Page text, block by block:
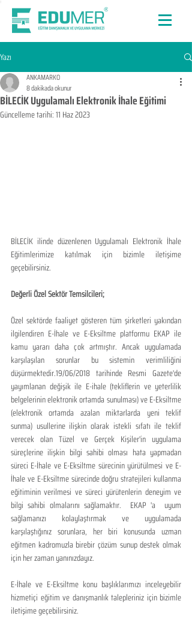
Yazı
BİLECİK Uygulamalı Elektronik İhale Eğitimi
ANKAMARKO
8 dakikada okunur
Güncelleme tarihi:11 Haz 2023
BİLECİK ilinde düzenlenen Uygulamalı Elektronik İhale
Eğitimlerimize katılmak için bizimle iletişime
geçebilirsiniz.
Değerli Özel Sektör Temsilcileri;
Özel sektörde faaliyet gösteren tüm şirketleri yakından
ilgilendiren E-İhale ve E-Eksiltme platformu EKAP ile
kamu yararı daha çok artmıştır. Ancak uygulamada
karşılaşılan sorunlar bu sistemin verimliliğini
düşürmektedir.19/06/2018 tarihinde Resmi Gazete'de
yayımlanan değişik ile E-ihale (tekliflerin ve yeterlilik
belgelerinin elektronik ortamda sunulması) ve E-Eksiltme
(elektronik ortamda azalan miktarlarda yeni teklif
sunma) usullerine ilişkin olarak istekli sıfatı ile teklif
verecek olan Tüzel ve Gerçek Kişiler'in uygulama
süreçlerine ilişkin bilgi sahibi olması hata yapmadan
süreci E-İhale ve E-Eksiltme sürecinin yürütülmesi ve E-
İhale ve E-Eksiltme sürecinde doğru stratejileri kullanma
eğitiminin verilmesi ve süreci yürütenlerin deneyim ve
bilgi sahibi olmalarını sağlamaktır.  EKAP 'a  uyum
sağlamanızı kolaylaştırmak ve uygulamada
karşılaştığınız sorunlara, her biri konusunda uzman
eğitmen kadromuzla birebir çözüm sunup destek olmak
için her zaman yanınızdayız.
E-İhale ve E-Eksiltme konu başlıklarımızı inceleyebilir
hizmetiçi eğitim ve danışmanlık talepleriniz için bizimle
iletişime geçebilirsiniz.